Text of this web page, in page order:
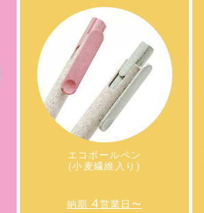
ダブル
ウォールタンブラー420ml
（コーヒー配合タイプ）
エコボールペン
(小麦繊維入り)
納期4営業日〜